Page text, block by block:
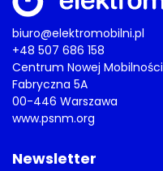
biuro@elektromobilni.pl
+48 507 686 158
Centrum Nowej Mobilności
Fabryczna 5A
00-446 Warszawa
www.psnm.org
Newsletter